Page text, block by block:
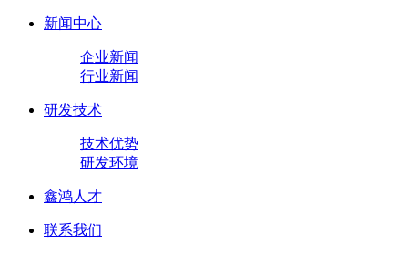
新闻中心
企业新闻
行业新闻
研发技术
技术优势
研发环境
鑫鸿人才
联系我们